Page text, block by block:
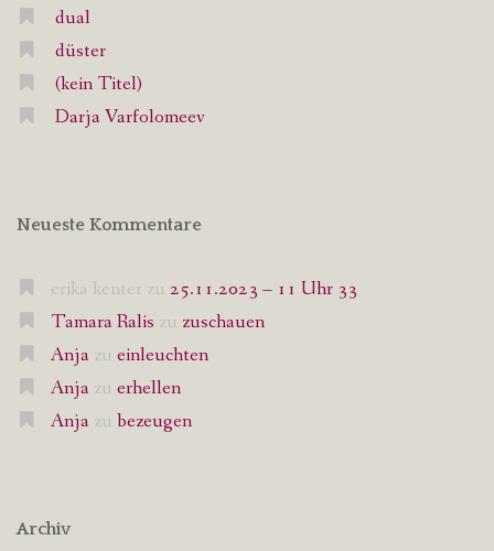
dual
düster
(kein Titel)
Darja Varfolomeev
Neueste Kommentare
erika kenter zu 25.11.2023 – 11 Uhr 33
Tamara Ralis zu zuschauen
Anja zu einleuchten
Anja zu erhellen
Anja zu bezeugen
Archiv